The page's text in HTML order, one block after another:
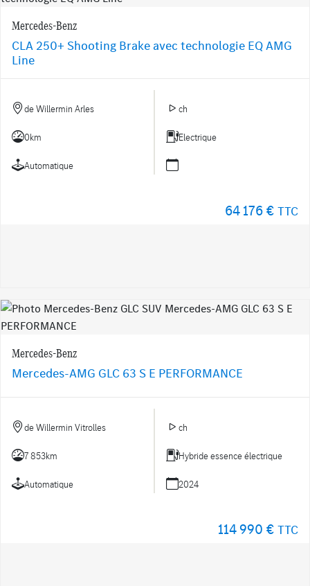
Mercedes-Benz
CLA 250+ Shooting Brake avec technologie EQ AMG
Line
de Willermin Arles ch
0km Electrique
Automatique
64 176 € TTC
Mercedes-Benz
Mercedes-AMG GLC 63 S E PERFORMANCE
de Willermin Vitrolles ch
7 853km Hybride essence électrique
Automatique 2024
114 990 € TTC